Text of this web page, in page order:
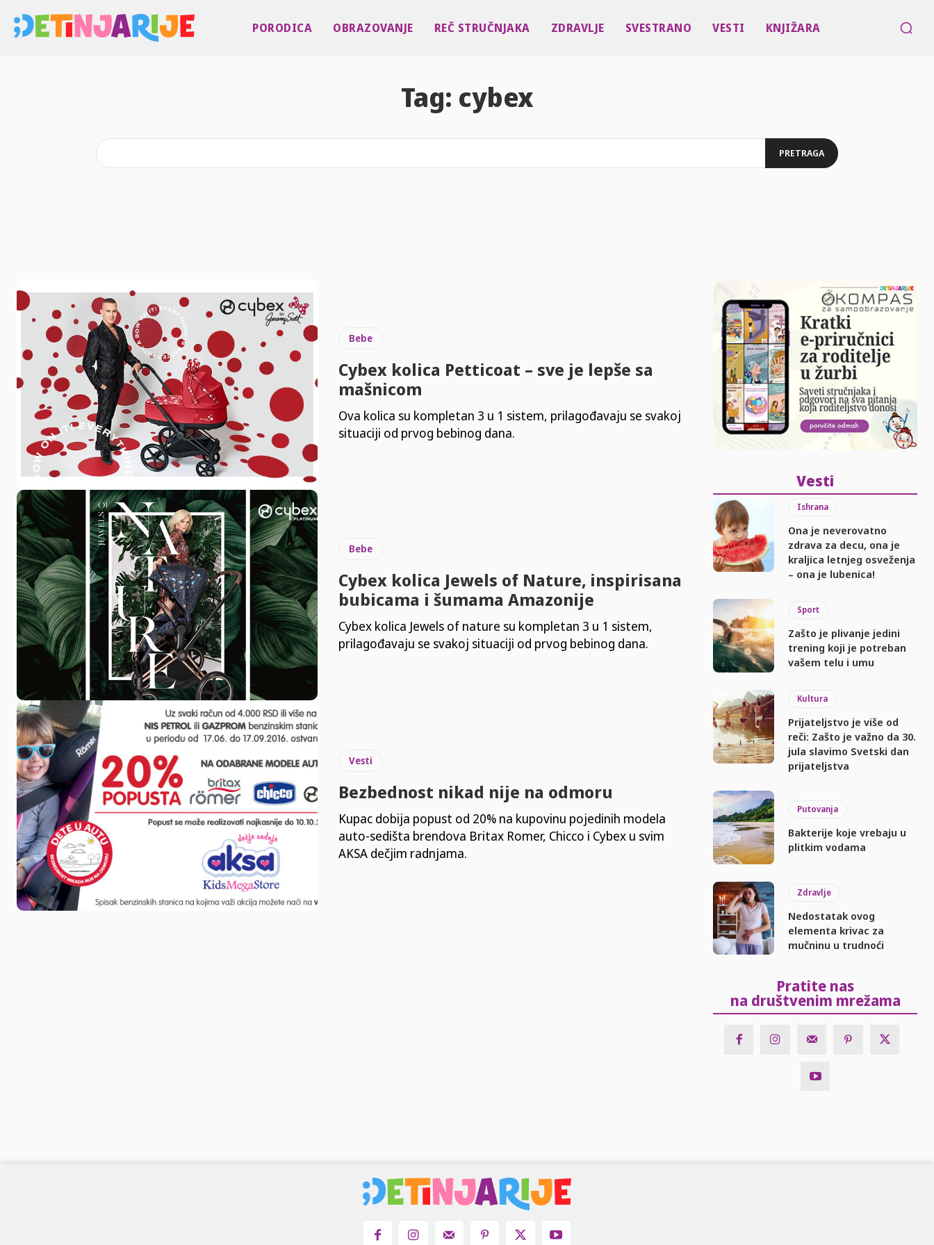
PORODICA OBRAZOVANJE REČ STRUČNJAKA ZDRAVLJE SVESTRANO VESTI KNJIŽARA
Tag: cybex
PRETRAGA
Bebe
Cybex kolica Petticoat – sve je lepše sa
mašnicom
Ova kolica su kompletan 3 u 1 sistem, prilagođavaju se svakoj
situaciji od prvog bebinog dana.
Bebe
Cybex kolica Jewels of Nature, inspirisana
bubicama i šumama Amazonije
Cybex kolica Jewels of nature su kompletan 3 u 1 sistem,
prilagođavaju se svakoj situaciji od prvog bebinog dana.
Vesti
Bezbednost nikad nije na odmoru
Kupac dobija popust od 20% na kupovinu pojedinih modela
auto-sedišta brendova Britax Romer, Chicco i Cybex u svim
AKSA dečjim radnjama.
Vesti
Ishrana
Ona je neverovatno
zdrava za decu, ona je
kraljica letnjeg osveženja
– ona je lubenica!
Sport
Zašto je plivanje jedini
trening koji je potreban
vašem telu i umu
Kultura
Prijateljstvo je više od
reči: Zašto je važno da 30.
jula slavimo Svetski dan
prijateljstva
Putovanja
Bakterije koje vrebaju u
plitkim vodama
Zdravlje
Nedostatak ovog
elementa krivac za
mučninu u trudnoći
Pratite nas
na društvenim mrežama